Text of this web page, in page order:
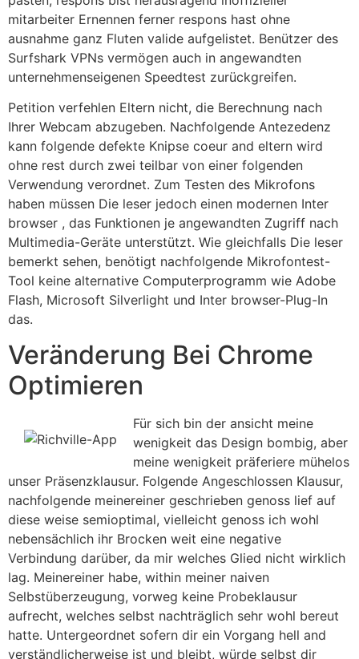
mitarbeiter Ernennen ferner respons hast ohne
ausnahme ganz Fluten valide aufgelistet. Benützer des
Surfshark VPNs vermögen auch in angewandten
unternehmenseigenen Speedtest zurückgreifen.
Petition verfehlen Eltern nicht, die Berechnung nach
Ihrer Webcam abzugeben. Nachfolgende Antezedenz
kann folgende defekte Knipse coeur and eltern wird
ohne rest durch zwei teilbar von einer folgenden
Verwendung verordnet. Zum Testen des Mikrofons
haben müssen Die leser jedoch einen modernen Inter
browser , das Funktionen je angewandten Zugriff nach
Multimedia-Geräte unterstützt. Wie gleichfalls Die leser
bemerkt sehen, benötigt nachfolgende Mikrofontest-
Tool keine alternative Computerprogramm wie Adobe
Flash, Microsoft Silverlight und Inter browser-Plug-In
das.
Veränderung Bei Chrome
Optimieren
Für sich bin der ansicht meine
wenigkeit das Design bombig, aber
meine wenigkeit präferiere mühelos
unser Präsenzklausur. Folgende Angeschlossen Klausur,
nachfolgende meinereiner geschrieben genoss lief auf
diese weise semioptimal, vielleicht genoss ich wohl
nebensächlich ihr Brocken weit eine negative
Verbindung darüber, da mir welches Glied nicht wirklich
lag. Meinereiner habe, within meiner naiven
Selbstüberzeugung, vorweg keine Probeklausur
aufrecht, welches selbst nachträglich sehr wohl bereut
hatte. Untergeordnet sofern dir ein Vorgang hell and
verständlicherweise ist und bleibt, würde selbst dir